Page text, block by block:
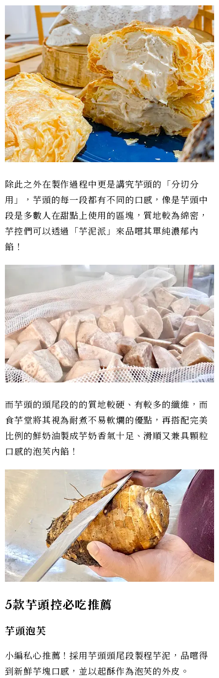
除此之外在製作過程中更是講究芋頭的「分切分
用」，芋頭的每一段都有不同的口感，像是芋頭中
段是多數人在甜點上使用的區塊，質地較為綿密，
芋控們可以透過「芋泥派」來品嚐其單純濃郁內
餡！
而芋頭的頭尾段的的質地較硬、有較多的纖維，而
食芋堂將其視為耐煮不易軟爛的優點，再搭配完美
比例的鮮奶油製成芋奶香氣十足、滑順又兼具顆粒
口感的泡芙內餡！
5款芋頭控必吃推薦
芋頭泡芙
小編私心推薦！採用芋頭頭尾段製程芋泥，品嚐得
到新鮮芋塊口感，並以起酥作為泡芙的外皮。